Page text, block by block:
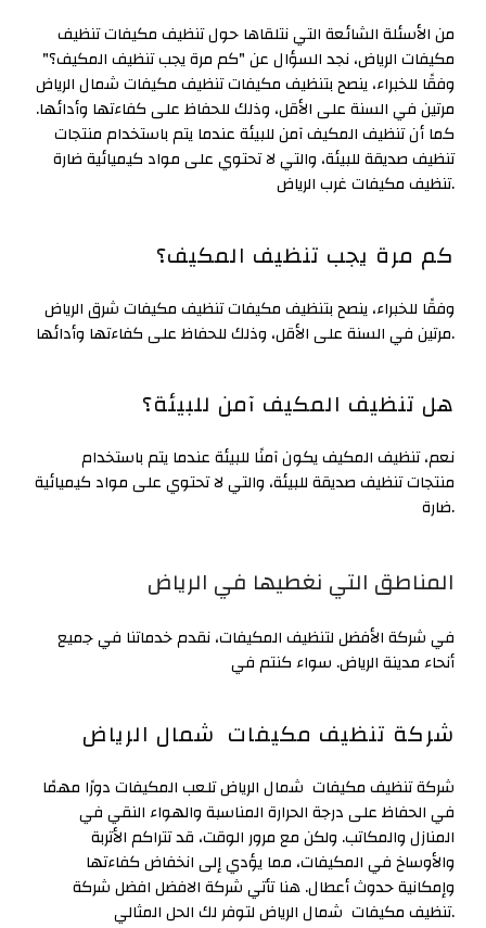
من الأسئلة الشائعة التي نتلقاها حول تنظيف مكيفات تنظيف
مكيفات الرياض، نجد السؤال عن "كم مرة يجب تنظيف المكيف؟"
وفقًا للخبراء، ينصح بتنظيف مكيفات تنظيف مكيفات شمال الرياض
مرتين في السنة على الأقل، وذلك للحفاظ على كفاءتها وأدائها.
كما أن تنظيف المكيف آمن للبيئة عندما يتم باستخدام منتجات
تنظيف صديقة للبيئة، والتي لا تحتوي على مواد كيميائية ضارة
تنظيف مكيفات غرب الرياض.
كم مرة يجب تنظيف المكيف؟
وفقًا للخبراء، ينصح بتنظيف مكيفات تنظيف مكيفات شرق الرياض
مرتين في السنة على الأقل، وذلك للحفاظ على كفاءتها وأدائها.
هل تنظيف المكيف آمن للبيئة؟
نعم، تنظيف المكيف يكون آمنًا للبيئة عندما يتم باستخدام
منتجات تنظيف صديقة للبيئة، والتي لا تحتوي على مواد كيميائية
ضارة.
المناطق التي نغطيها في الرياض
في شركة الأفضل لتنظيف المكيفات، نقدم خدماتنا في جميع
أنحاء مدينة الرياض. سواء كنتم في
شركة تنظيف مكيفات شمال الرياض
شركة تنظيف مكيفات شمال الرياض تلعب المكيفات دورًا مهمًا
في الحفاظ على درجة الحرارة المناسبة والهواء النقي في
المنازل والمكاتب. ولكن مع مرور الوقت، قد تتراكم الأتربة
والأوساخ في المكيفات، مما يؤدي إلى انخفاض كفاءتها
وإمكانية حدوث أعطال. هنا تأتي شركة الافضل افضل شركة
تنظيف مكيفات شمال الرياض لتوفر لك الحل المثالي.